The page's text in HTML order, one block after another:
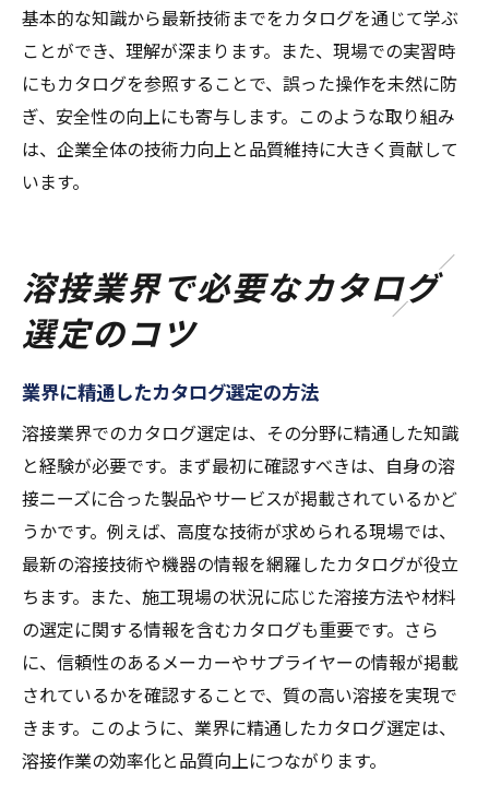
基本的な知識から最新技術までをカタログを通じて学ぶ
ことができ、理解が深まります。また、現場での実習時
にもカタログを参照することで、誤った操作を未然に防
ぎ、安全性の向上にも寄与します。このような取り組み
は、企業全体の技術力向上と品質維持に大きく貢献して
います。
溶接業界で必要なカタログ
選定のコツ
業界に精通したカタログ選定の方法
溶接業界でのカタログ選定は、その分野に精通した知識
と経験が必要です。まず最初に確認すべきは、自身の溶
接ニーズに合った製品やサービスが掲載されているかど
うかです。例えば、高度な技術が求められる現場では、
最新の溶接技術や機器の情報を網羅したカタログが役立
ちます。また、施工現場の状況に応じた溶接方法や材料
の選定に関する情報を含むカタログも重要です。さら
に、信頼性のあるメーカーやサプライヤーの情報が掲載
されているかを確認することで、質の高い溶接を実現で
きます。このように、業界に精通したカタログ選定は、
溶接作業の効率化と品質向上につながります。